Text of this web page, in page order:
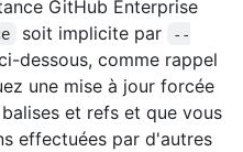
GitHub Enterprise
soit implicite par
--
dessous, comme rappel
une mise à jour forcée
et refs et que vous
effectuées par d'autres